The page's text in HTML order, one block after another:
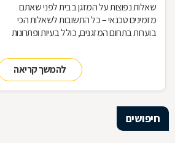
שאלות נפוצות על המזגן בבית לפני שאתם
מזמינים טכנאי – כל התשובות לשאלות הכי
בוערות בתחום המזגנים, כולל בעיות ופתרונות
להמשך קריאה
חיפושים